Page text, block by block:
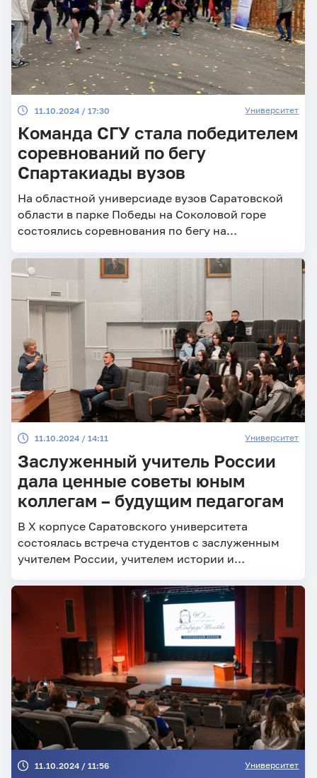
11.10.2024 / 17:30 Университет
Команда СГУ стала победителем
соревнований по бегу
Спартакиады вузов
На областной универсиаде вузов Саратовской
области в парке Победы на Соколовой горе
состоялись соревнования по бегу на
более 100 студентов из шести университетов.
11.10.2024 / 14:11 Университет
Заслуженный учитель России
дала ценные советы юным
коллегам – будущим педагогам
В X корпусе Саратовского университета
состоялась встреча студентов с заслуженным
учителем России, учителем истории и
11.10.2024 / 11:56 Университет